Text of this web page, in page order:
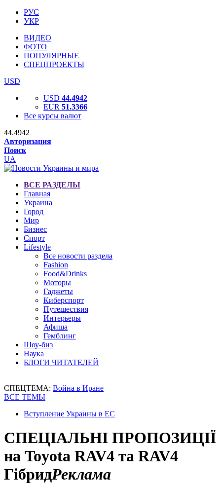
РУС
УКР
ВИДЕО
ФОТО
ПОПУЛЯРНЫЕ
СПЕЦПРОЕКТЫ
USD
USD 44.4942
EUR 51.3366
Все курсы валют
44.4942
Авторизация
Поиск
UA
ВСЕ РАЗДЕЛЫ
Главная
Украина
Город
Мир
Бизнес
Спорт
Lifestyle
Все новости раздела
Fashion
Food&Drinks
Моторы
Гаджеты
Киберспорт
Путешествия
Интерьеры
Афиша
Гемблинг
Шоу-биз
Наука
БЛОГИ ЧИТАТЕЛЕЙ
СПЕЦТЕМА: Война в Иране
ВСЕ ТЕМЫ
Вступление Украины в ЕС
СПЕЦІАЛЬНІ ПРОПОЗИЦІЇ
на Toyota RAV4 та RAV4
ГібридРеклама